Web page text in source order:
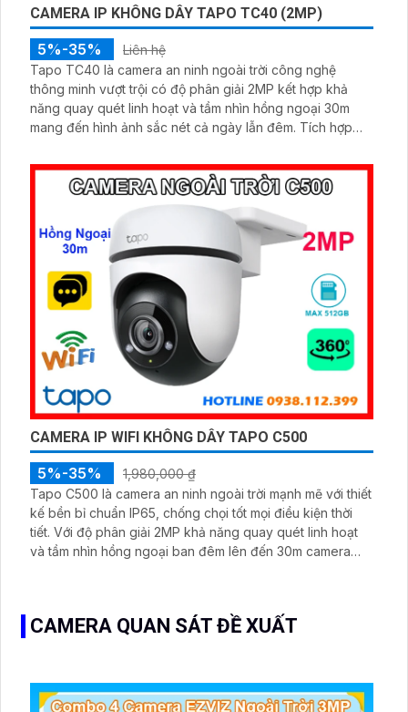
CAMERA IP KHÔNG DÂY TAPO TC40 (2MP)
5%-35%
Liên hệ
Tapo TC40 là camera an ninh ngoài trời công nghệ
thông minh vượt trội có độ phân giải 2MP kết hợp khả
năng quay quét linh hoạt và tầm nhìn hồng ngoại 30m
mang đến hình ảnh sắc nét cả ngày lẫn đêm. Tích hợp
lên đến 512GB cùng tính năng phát hiện người và theo
dõi chuyển động tự động, giúp bạn kiểm soát an ninh dễ
CAMERA IP WIFI KHÔNG DÂY TAPO C500
5%-35%
1,980,000 ₫
Tapo C500 là camera an ninh ngoài trời mạnh mẽ với thiết
kế bền bỉ chuẩn IP65, chống chọi tốt mọi điều kiện thời
tiết. Với độ phân giải 2MP khả năng quay quét linh hoạt
và tầm nhìn hồng ngoại ban đêm lên đến 30m camera
CAMERA QUAN SÁT ĐỀ XUẤT